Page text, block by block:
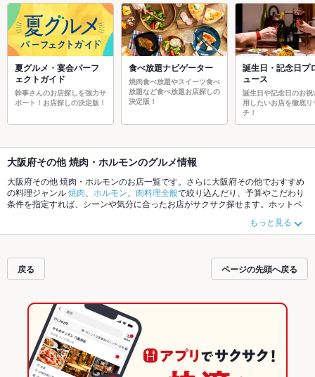
夏グルメ・宴会パーフ
ェクトガイド
幹事さんのお店探しを強力サ
ポート！お店探しの決定版！
食べ放題ナビゲーター
焼肉食べ放題やスイーツ食べ
放題など食べ放題お店探しの
決定版！
誕生日・記念日プ
ュース
誕生日や記念日のお祝
用したいお店を徹底リ
チ！
大阪府その他 焼肉・ホルモンのグルメ情報
大阪府その他 焼肉・ホルモンのお店一覧です。さらに大阪府その他でおすすめ
の料理ジャンル焼肉 ホルモン 肉料理全般で絞り込んだり、予算やこだわり
条件を指定すれば、シーンや気分に合ったお店がサクサク探せます。ホットペ
節のおすすめ料理など、お店の最新情報をご紹介しているので安心！24時間使
える簡単便利なネット予約が使えるお店も拡大中です。友達どうしの飲み会に
ルメをご利用ください。
もっと見る
戻る ページの先頭へ戻る